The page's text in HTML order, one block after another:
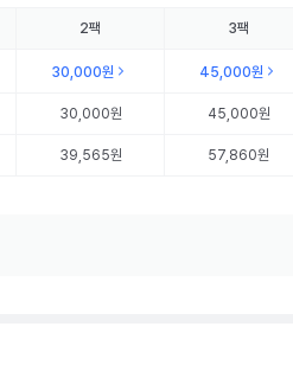
2팩 3팩
30,000원 45,000원
30,000원 45,000원
39,565원 57,860원